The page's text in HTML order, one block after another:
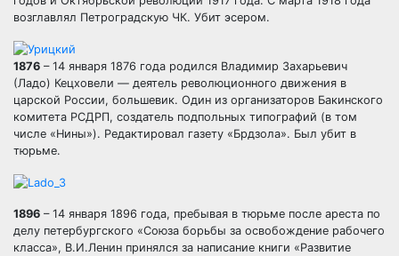
возглавлял Петроградскую ЧК. Убит эсером.
1876 – 14 января 1876 года родился Владимир Захарьевич
(Ладо) Кецховели — деятель революционного движения в
царской России, большевик. Один из организаторов Бакинского
комитета РСДРП, создатель подпольных типографий (в том
числе «Нины»). Редактировал газету «Брдзола». Был убит в
тюрьме.
1896 – 14 января 1896 года, пребывая в тюрьме после ареста по
делу петербургского «Союза борьбы за освобождение рабочего
класса», В.И.Ленин принялся за написание книги «Развитие